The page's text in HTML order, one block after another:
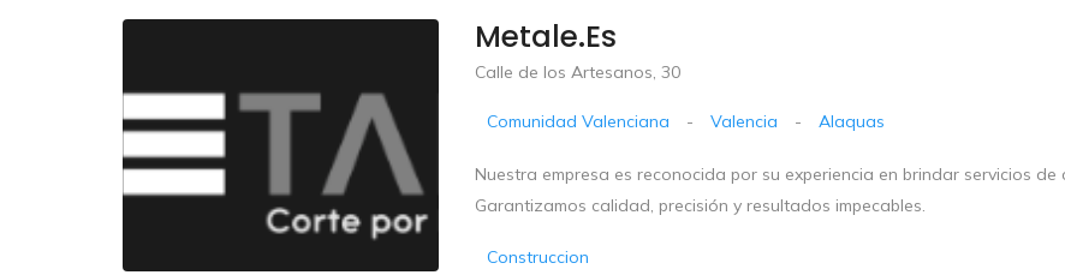
Metale.es
Calle de los Artesanos, 30
Comunidad Valenciana - Valencia - Alaquas
Nuestra empresa es reconocida por su experiencia en brindar servicios
Garantizamos calidad, precisión y resultados impecables.
Construccion